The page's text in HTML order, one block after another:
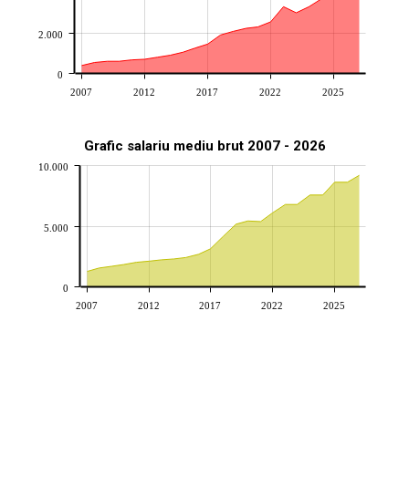
2007 2012 2017 2022 2025
0
2.000
Grafic salariu mediu brut 2007 - 2026
2007 2012 2017 2022 2025
0
5.000
10.000